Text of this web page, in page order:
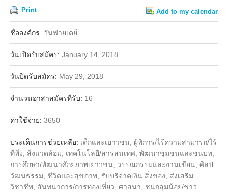
Print Add to my calendar
Facebook
ชื่อองค์กร: วันฟายเดย์
วันเปิดรับสมัคร: January 14, 2018
วันปิดรับสมัคร: May 29, 2018
จำนวนอาสาสมัครที่รับ: 16
ค่าใช้จ่าย: 3650
ประเด็นการช่วยเหลือ: เด็กและเยาวชน, ผู้พิการ/ไร้ความสามารถ/ไร้
ที่พึ่ง, สิ่งแวดล้อม, เทคโนโลยี/สารสนเทศ, พัฒนาชุมชนและชนบท,
การศึกษา/พัฒนาศักยภาพเยาวชน, วรรณกรรมและงานเขียน, ศิลป
วัฒนธรรม, ชีวิตและสุขภาพ, รับบริจาคเงิน สิ่งของ, ส่งเสริม
วิชาชีพ, สันทนาการ/การท่องเที่ยว, ศาสนา, ชนกลุ่มน้อย/ชาว